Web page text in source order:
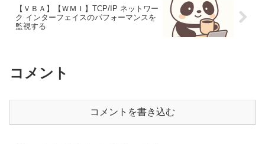
【ＶＢＡ】【ＷＭＩ】TCP/IP ネットワー
ク インターフェイスのパフォーマンスを
監視する
コメント
コメントを書き込む